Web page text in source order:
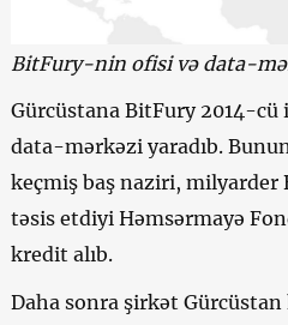
BitFury-nin ofisi və data-
Gürcüstana BitFury 2014-cü
data-mərkəzi yaradıb.
keçmiş baş naziri,
təsis etdiyi Həmsərmayə
kredit alıb.
Daha sonra şirkət